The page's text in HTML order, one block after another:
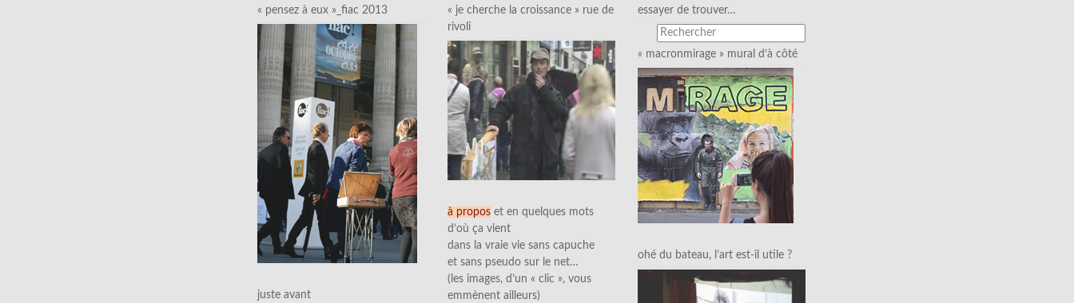
« pensez à eux »_fiac 2013
juste avant
« je cherche la croissance » rue de
rivoli
à propos et en quelques mots
d’où ça vient
dans la vraie vie sans capuche
et sans pseudo sur le net…
(les images, d’un « clic », vous
emmènent ailleurs)
essayer de trouver…
« macronmirage » mural d’à côté
ohé du bateau, l’art est-il utile ?